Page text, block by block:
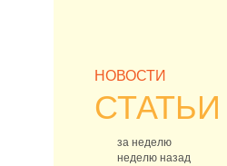
НОВОСТИ
СТАТЬИ
за неделю
неделю назад